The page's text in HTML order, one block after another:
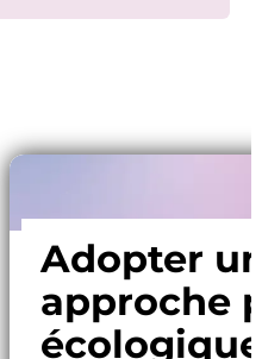
Adopter
approche
écologique